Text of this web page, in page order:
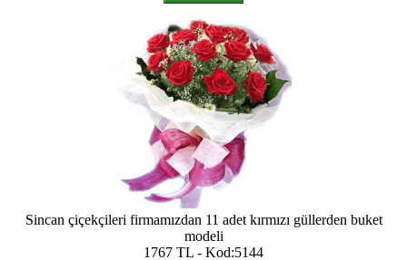
Sincan çiçekçileri firmamızdan 11 adet kırmızı güllerden buket
modeli
1767 TL - Kod:5144